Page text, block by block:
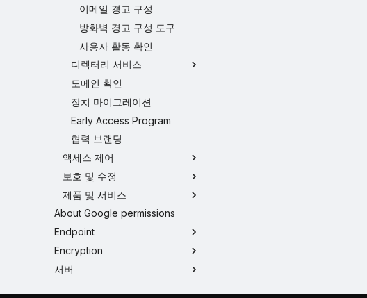
이메일 경고 구성
방화벽 경고 구성 도구
사용자 활동 확인
디렉터리 서비스
도메인 확인
장치 마이그레이션
Early Access Program
협력 브랜딩
액세스 제어
보호 및 수정
제품 및 서비스
About Google permissions
Endpoint
Encryption
서버